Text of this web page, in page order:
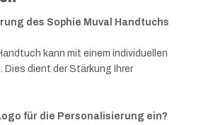
des Sophie Muval Handtuchs
kann mit einem individuellen
Dies dient der Stärkung Ihrer
für die Personalisierung ein?